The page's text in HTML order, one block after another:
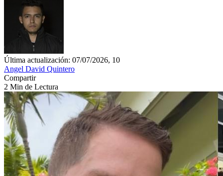
Última actualización: 07/07/2026, 10
Angel David Quintero
Compartir
2 Min de Lectura